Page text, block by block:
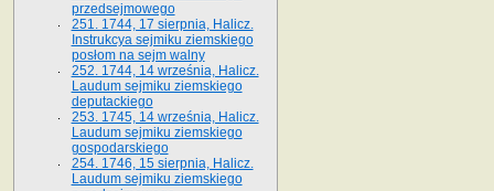
przedsejmowego
251. 1744, 17 sierpnia, Halicz.
Instrukcya sejmiku ziemskiego
posłom na sejm walny
252. 1744, 14 września, Halicz.
Laudum sejmiku ziemskiego
deputackiego
253. 1745, 14 września, Halicz.
Laudum sejmiku ziemskiego
gospodarskiego
254. 1746, 15 sierpnia, Halicz.
Laudum sejmiku ziemskiego